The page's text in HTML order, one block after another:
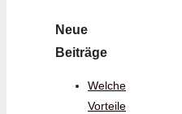
Neue
Beiträge
Welche
Vorteile